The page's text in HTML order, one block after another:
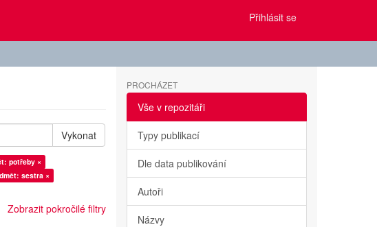
Přihlásit se
Vykonat
potřeby ×
sestra ×
Zobrazit pokročilé filtry
PROCHÁZET
Vše v repozitáři
Typy publikací
Dle data publikování
Autoři
Názvy